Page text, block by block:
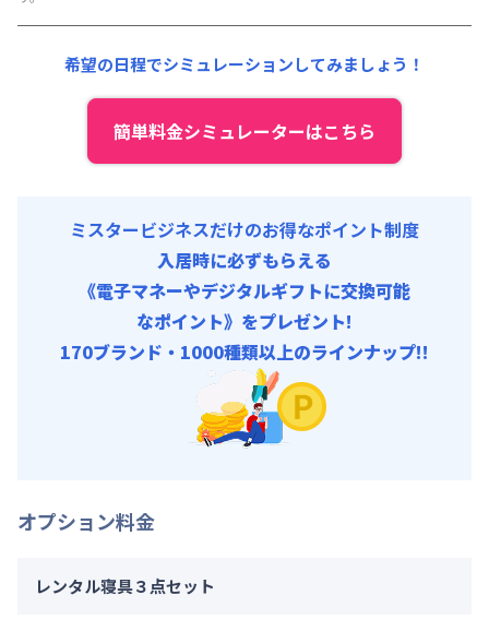
初期費用
光熱費他 :
その他費用 :
6,000円/月 (200円/日)
事務手数料 : 3,000円/回 (税抜)
希望の日程でシミュレーションしてみましょう！
簡単料金シミュレーターはこちら
ミスタービジネスだけのお得なポイント制度
入居時に必ずもらえる
《電子マネーやデジタルギフトに交換可能
なポイント》をプレゼント!
170ブランド・1000種類以上のラインナップ!!
オプション料金
レンタル寝具３点セット